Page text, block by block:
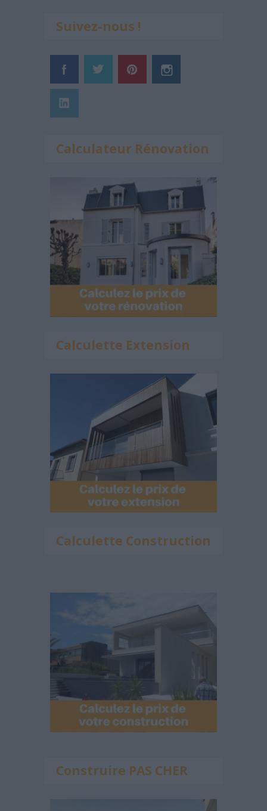
Suivez-nous !
Calculateur Rénovation
Calculette Extension
Calculette Construction
Construire PAS CHER